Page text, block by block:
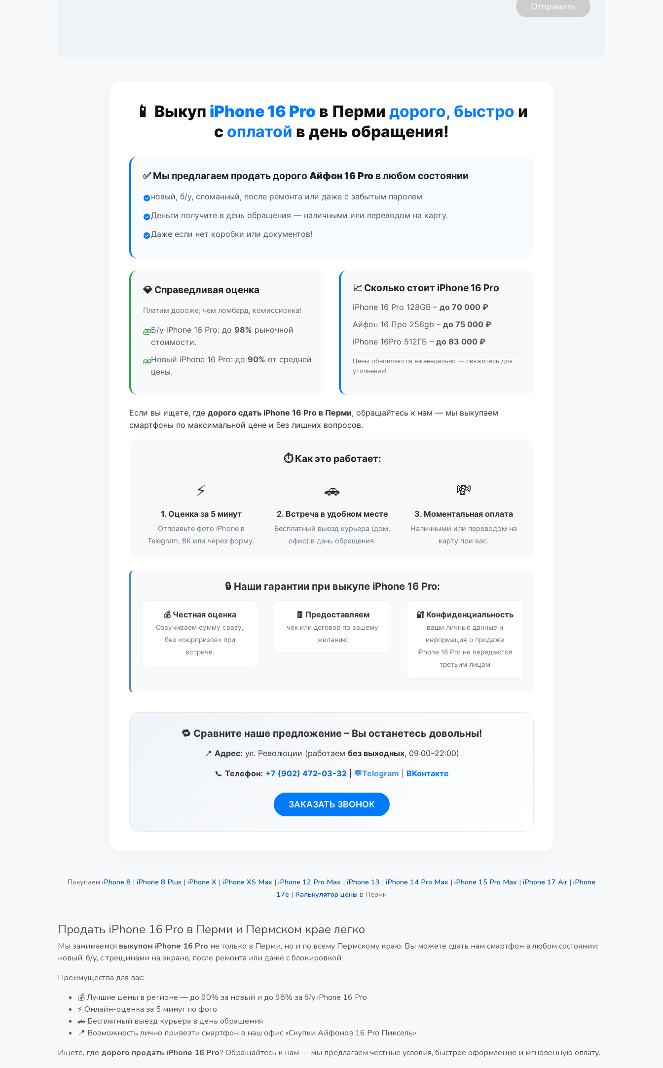
📱 Выкуп iPhone 16 Pro в Перми дорого, быстро и
с оплатой в день обращения!
✅ Мы предлагаем продать дорого Айфон 16 Pro в любом состоянии
новый, б/у, сломанный, после ремонта или даже с забытым паролем
Деньги получите в день обращения — наличными или переводом на карту.
Даже если нет коробки или документов!
💎 Справедливая оценка
Платим дороже, чем ломбард, комиссионка!
Б/у iPhone 16 Pro: до 98% рыночной
стоимости.
Новый iPhone 16 Pro: до 90% от средней
цены.
📈 Сколько стоит iPhone 16 Pro
iPhone 16 Pro 128GB – до 70 000 ₽
Айфон 16 Про 256gb – до 75 000 ₽
iPhone 16Pro 512ГБ – до 83 000 ₽
Цены обновляются еженедельно — свяжитесь для
уточнения!
Если вы ищете, где дорого сдать iPhone 16 Pro в Перми, обращайтесь к нам — мы выкупаем
смартфоны по максимальной цене и без лишних вопросов.
⏱️ Как это работает:
⚡
1. Оценка за 5 минут
Отправьте фото iPhone в
Telegram, ВК или через форму.
🚗
2. Встреча в удобном месте
Бесплатный выезд курьера (дом,
офис) в день обращения.
💸
3. Моментальная оплата
Наличными или переводом на
карту при вас.
🔒 Наши гарантии при выкупе iPhone 16 Pro:
💰 Честная оценка
Озвучиваем сумму сразу,
без «сюрпризов» при
встрече.
🧾 Предоставляем
чек или договор по вашему
желанию
🔐 Конфиденциальность
ваши личные данные и
информация о продаже
iPhone 16 Pro не передаются
третьим лицам
🔁 Сравните наше предложение – Вы останетесь довольны!
📍 Адрес: ул. Революции (работаем без выходных, 09:00–22:00)
📞 Телефон: +7 (902) 472-03-32| 💬Telegram ВКонтакте
ЗАКАЗАТЬ ЗВОНОК
Покупаем iPhone 8 | iPhone 8 Plus | iPhone X | iPhone XS Max | iPhone 12 Pro Max | iPhone 13 | iPhone 14 Pro Max | iPhone 15 Pro Max | iPhone 17 Air | iPhone
17e | Калькулятор цены в Перми
Продать iPhone 16 Pro в Перми и Пермском крае легко
Мы занимаемся выкупом iPhone 16 Pro не только в Перми, но и по всему Пермскому краю. Вы можете сдать нам смартфон в любом состоянии:
новый, б/у, с трещинами на экране, после ремонта или даже с блокировкой.
Преимущества для вас:
💰 Лучшие цены в регионе — до 90% за новый и до 98% за б/у iPhone 16 Pro
⚡ Онлайн-оценка за 5 минут по фото
🚗 Бесплатный выезд курьера в день обращения
📍 Возможность лично привезти смартфон в наш офис «Скупки Айфонов 16 Pro Пиксель»
Ищете, где дорого продать iPhone 16 Pro? Обращайтесь к нам — мы предлагаем честные условия, быстрое оформление и мгновенную оплату.